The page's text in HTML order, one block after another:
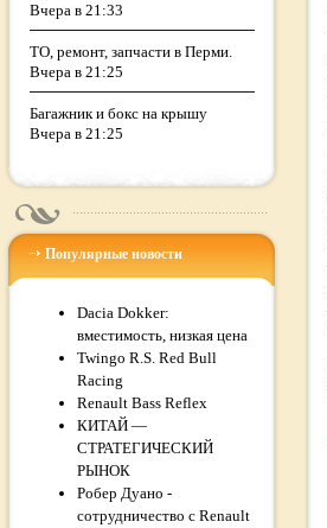
Вчера в 21:33
ТО, ремонт, запчасти в Перми.
Вчера в 21:25
Багажник и бокс на крышу
Вчера в 21:25
Популярные новости
Dacia Dokker:
вместимость, низкая цена
Twingo R.S. Red Bull
Racing
Renault Bass Reflex
КИТАЙ —
СТРАТЕГИЧЕСКИЙ
РЫНОК
Робер Дуано -
сотрудничество с Renault